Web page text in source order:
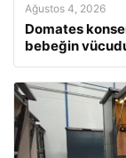
Ağustos 4, 2026
Domates
bebeğin